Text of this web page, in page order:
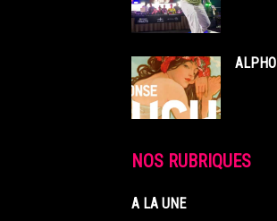
NOS RUBRIQUES
A LA UNE